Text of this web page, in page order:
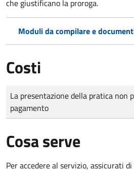
che giustificano la proroga.
Moduli da compilare e
Costi
Tipo di pagamento
Importo
La presentazione della pratica non
pagamento
Cosa serve
Per accedere al servizio, assicurati